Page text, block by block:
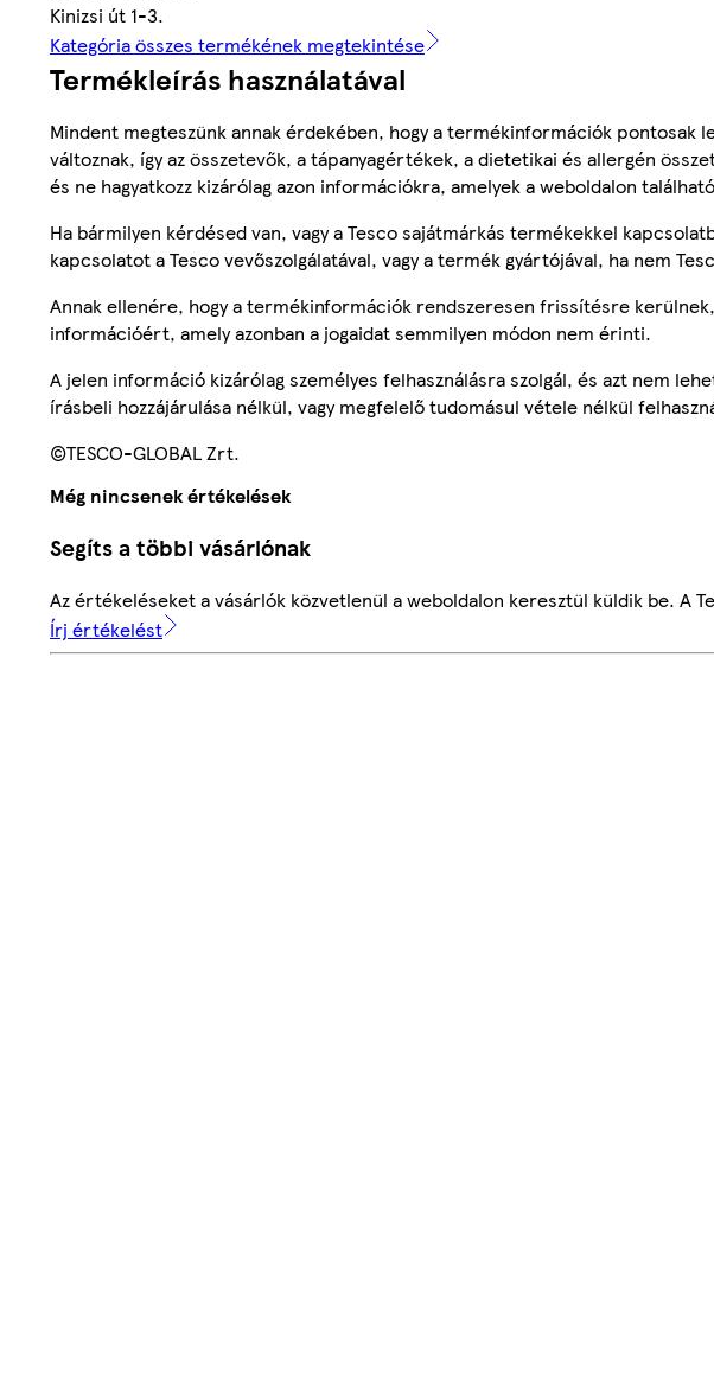
Kinizsi út 1-3.
Kategória összes termékének megtekintése
Termékleírás használatával
Mindent megteszünk annak érdekében, hogy a termékinformációk pontosak
változnak, így az összetevők, a tápanyagértékek, a dietetikai és allergén
és ne hagyatkozz kizárólag azon információkra, amelyek a weboldalon
Ha bármilyen kérdésed van, vagy a Tesco sajátmárkás termékekkel
kapcsolatot a Tesco vevőszolgálatával, vagy a termék gyártójával, ha nem
Annak ellenére, hogy a termékinformációk rendszeresen frissítésre
információért, amely azonban a jogaidat semmilyen módon nem érinti.
A jelen információ kizárólag személyes felhasználásra szolgál, és azt nem
írásbeli hozzájárulása nélkül, vagy megfelelő tudomásul vétele nélkül
©TESCO-GLOBAL Zrt.
Még nincsenek értékelések
Segíts a többi vásárlónak
Az értékeléseket a vásárlók közvetlenül a weboldalon keresztül küldik be. A
Írj értékelést